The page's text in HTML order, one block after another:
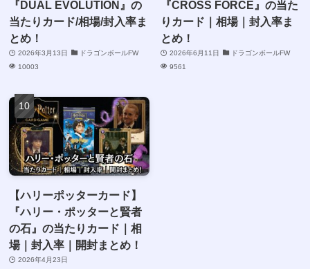
『DUAL EVOLUTION』の
当たりカード/相場/封入率ま
とめ！
2026年3月13日
ドラゴンボールFW
10003
『CROSS FORCE』の当た
りカード｜相場｜封入率ま
とめ！
2026年6月11日
ドラゴンボールFW
9561
【ハリーポッターカード】
『ハリー・ポッターと賢者
の石』の当たりカード｜相
場｜封入率｜開封まとめ！
2026年4月23日